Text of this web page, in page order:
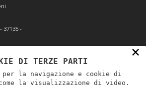
37135 -
Verona
i.v. -
×
DI TERZE PARTI
la navigazione e cookie di
la visualizzazione di video.